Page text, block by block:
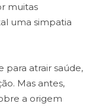
muitas
uma simpatia
para atrair saúde,
Mas antes,
a origem